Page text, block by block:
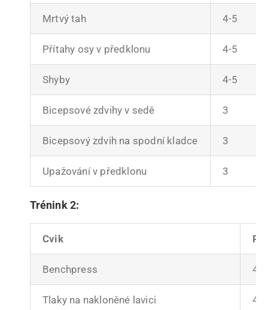
Mrtvý tah 4-5
Přítahy osy v předklonu 4-5
Shyby 4-5
Bicepsové zdvihy v sedě 3
Bicepsový zdvih na spodní kladce 3
Upažování v předklonu 3
Trénink 2:
Cvik
Benchpress 4-5
Tlaky na nakloněné lavici 4-5